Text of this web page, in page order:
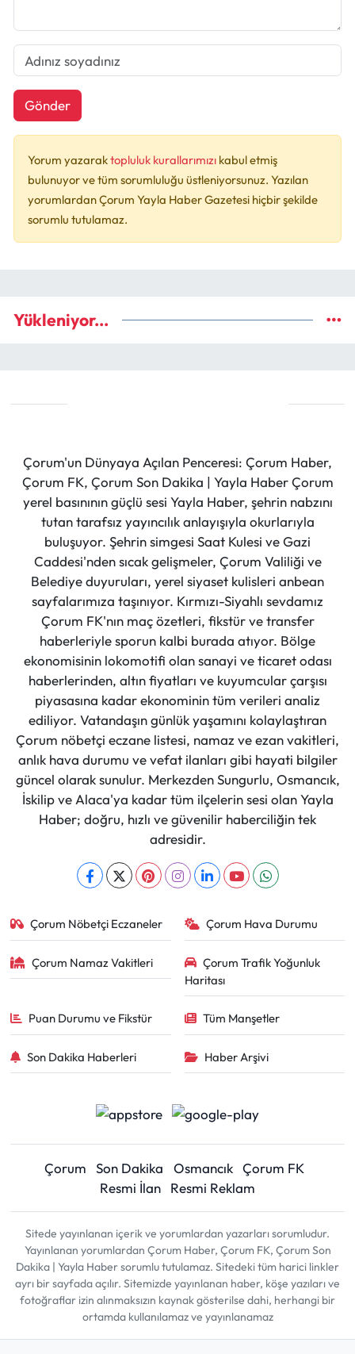
Gönder
Yorum yazaraktopluluk kurallarımızı kabul etmiş
bulunuyor ve tüm sorumluluğu üstleniyorsunuz. Yazılan
yorumlardan Çorum Yayla Haber Gazetesi hiçbir şekilde
sorumlu tutulamaz.
Yükleniyor...
Çorum'un Dünyaya Açılan Penceresi: Çorum Haber,
Çorum FK, Çorum Son Dakika | Yayla Haber Çorum
yerel basınının güçlü sesi Yayla Haber, şehrin nabzını
tutan tarafsız yayıncılık anlayışıyla okurlarıyla
buluşuyor. Şehrin simgesi Saat Kulesi ve Gazi
Caddesi'nden sıcak gelişmeler, Çorum Valiliği ve
Belediye duyuruları, yerel siyaset kulisleri anbean
sayfalarımıza taşınıyor. Kırmızı-Siyahlı sevdamız
Çorum FK'nın maç özetleri, fikstür ve transfer
haberleriyle sporun kalbi burada atıyor. Bölge
ekonomisinin lokomotifi olan sanayi ve ticaret odası
haberlerinden, altın fiyatları ve kuyumcular çarşısı
piyasasına kadar ekonominin tüm verileri analiz
ediliyor. Vatandaşın günlük yaşamını kolaylaştıran
Çorum nöbetçi eczane listesi, namaz ve ezan vakitleri,
anlık hava durumu ve vefat ilanları gibi hayati bilgiler
güncel olarak sunulur. Merkezden Sungurlu, Osmancık,
İskilip ve Alaca'ya kadar tüm ilçelerin sesi olan Yayla
Haber; doğru, hızlı ve güvenilir haberciliğin tek
adresidir.
Çorum Nöbetçi Eczaneler Çorum Hava Durumu
Çorum Namaz Vakitleri
Çorum Trafik Yoğunluk
Haritası
Puan Durumu ve Fikstür Tüm Manşetler
Son Dakika Haberleri Haber Arşivi
Çorum Son Dakika Osmancık Çorum FK
Resmi İlan
Resmi Reklam
Sitede yayınlanan içerik ve yorumlardan yazarları sorumludur.
Yayınlanan yorumlardan Çorum Haber, Çorum FK, Çorum Son
Dakika | Yayla Haber sorumlu tutulamaz. Sitedeki tüm harici linkler
ayrı bir sayfada açılır. Sitemizde yayınlanan haber, köşe yazıları ve
fotoğraflar izin alınmaksızın kaynak gösterilse dahi, herhangi bir
ortamda kullanılamaz ve yayınlanamaz